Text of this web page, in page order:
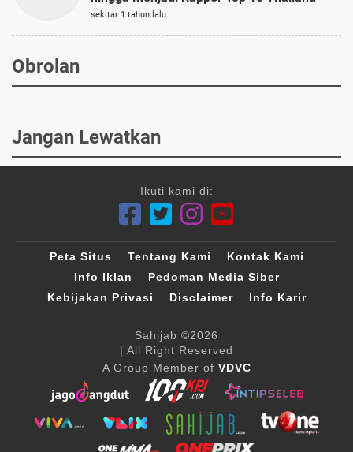
sekitar 1 tahun lalu
Obrolan
Jangan Lewatkan
Ikuti kami di:
Peta Situs Tentang Kami
Kontak Kami
Info Iklan
Pedoman Media Siber
Kebijakan Privasi
Disclaimer Info Karir
Sahijab ©2026
| All Right Reserved
A Group Member of VDVC